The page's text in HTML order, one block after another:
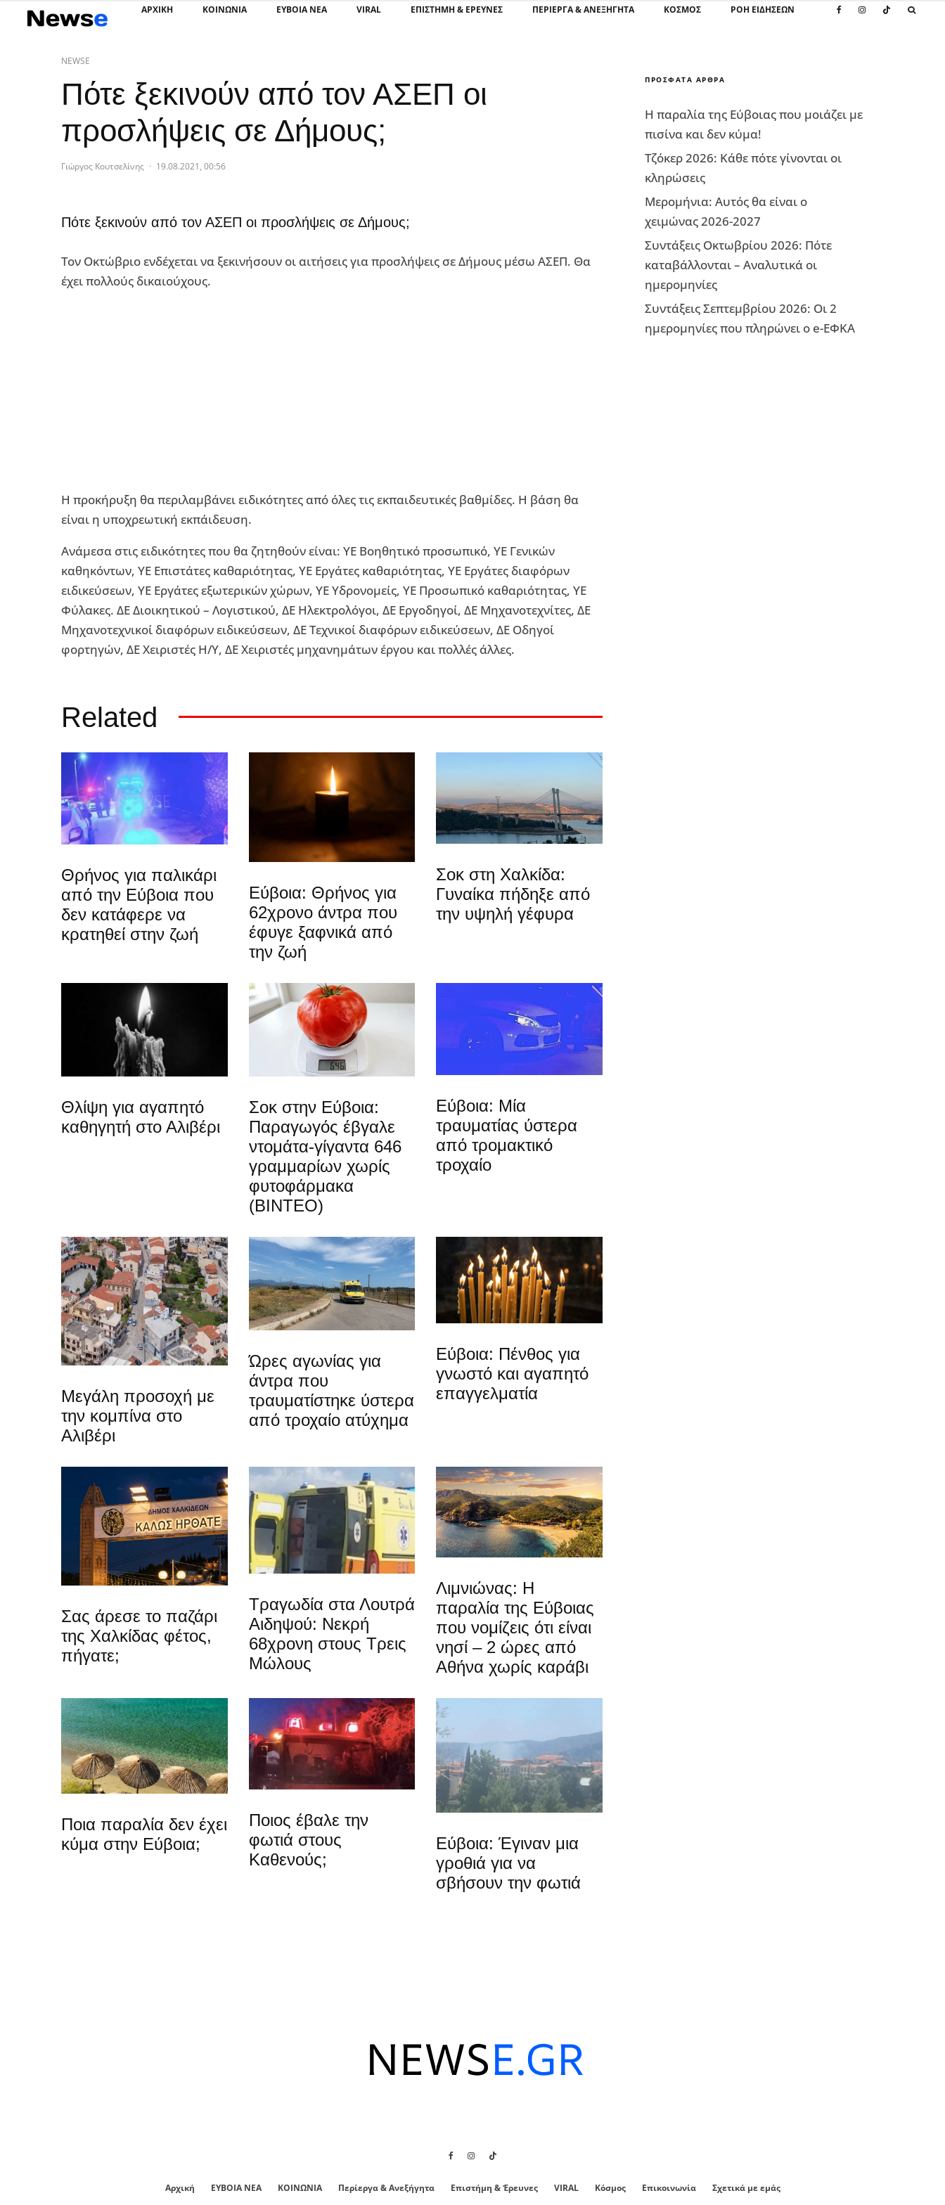
ΑΡΧΙΚΗ ΚΟΙΝΩΝΙΑ ΕΥΒΟΙΑ ΝΕΑ VIRAL ΕΠΙΣΤΉΜΗ & ΈΡΕΥΝΕΣ ΠΕΡΊΕΡΓΑ & ΑΝΕΞΉΓΗΤΑ ΚΌΣΜΟΣ ΡΟΗ ΕΙΔΗΣΕΩΝ
NEWSE
Πότε ξεκινούν από τον ΑΣΕΠ οι
προσλήψεις σε Δήμους;
Γιώργος Κουτσελίνης · 19.08.2021, 00:56
Πότε ξεκινούν από τον ΑΣΕΠ οι προσλήψεις σε Δήμους;
Τον Οκτώβριο ενδέχεται να ξεκινήσουν οι αιτήσεις για προσλήψεις σε Δήμους μέσω ΑΣΕΠ. Θα
έχει πολλούς δικαιούχους.
Η προκήρυξη θα περιλαμβάνει ειδικότητες από όλες τις εκπαιδευτικές βαθμίδες. Η βάση θα
είναι η υποχρεωτική εκπάιδευση.
Ανάμεσα στις ειδικότητες που θα ζητηθούν είναι: ΥΕ Βοηθητικό προσωπικό, ΥΕ Γενικών
καθηκόντων, ΥΕ Επιστάτες καθαριότητας, ΥΕ Εργάτες καθαριότητας, ΥΕ Εργάτες διαφόρων
ειδικεύσεων, ΥΕ Εργάτες εξωτερικών χώρων, ΥΕ Υδρονομείς, ΥΕ Προσωπικό καθαριότητας, ΥΕ
Φύλακες. ΔΕ Διοικητικού – Λογιστικού, ΔΕ Ηλεκτρολόγοι, ΔΕ Εργοδηγοί, ΔΕ Μηχανοτεχνίτες, ΔΕ
Μηχανοτεχνικοί διαφόρων ειδικεύσεων, ΔΕ Τεχνικοί διαφόρων ειδικεύσεων, ΔΕ Οδηγοί
φορτηγών, ΔΕ Χειριστές Η/Υ, ΔΕ Χειριστές μηχανημάτων έργου και πολλές άλλες.
Related
Θρήνος για παλικάρι
από την Εύβοια που
δεν κατάφερε να
κρατηθεί στην ζωή
Εύβοια: Θρήνος για
62χρονο άντρα που
έφυγε ξαφνικά από
την ζωή
Σοκ στη Χαλκίδα:
Γυναίκα πήδηξε από
την υψηλή γέφυρα
Θλίψη για αγαπητό
καθηγητή στο Αλιβέρι
Σοκ στην Εύβοια:
Παραγωγός έβγαλε
ντομάτα-γίγαντα 646
γραμμαρίων χωρίς
φυτοφάρμακα
(ΒΙΝΤΕΟ)
Εύβοια: Μία
τραυματίας ύστερα
από τρομακτικό
τροχαίο
Μεγάλη προσοχή με
την κομπίνα στο
Αλιβέρι
Ώρες αγωνίας για
άντρα που
τραυματίστηκε ύστερα
από τροχαίο ατύχημα
Εύβοια: Πένθος για
γνωστό και αγαπητό
επαγγελματία
Σας άρεσε το παζάρι
της Χαλκίδας φέτος,
πήγατε;
Τραγωδία στα Λουτρά
Αιδηψού: Νεκρή
68χρονη στους Τρεις
Μώλους
Λιμνιώνας: Η
παραλία της Εύβοιας
που νομίζεις ότι είναι
νησί – 2 ώρες από
Αθήνα χωρίς καράβι
Ποια παραλία δεν έχει
κύμα στην Εύβοια;
Ποιος έβαλε την
φωτιά στους
Καθενούς;
Εύβοια: Έγιναν μια
γροθιά για να
σβήσουν την φωτιά
ΠΡΌΣΦΑΤΑ ΆΡΘΡΑ
Η παραλία της Εύβοιας που μοιάζει με
πισίνα και δεν κύμα!
Τζόκερ 2026: Κάθε πότε γίνονται οι
κληρώσεις
Μερομήνια: Αυτός θα είναι ο
χειμώνας 2026-2027
Συντάξεις Οκτωβρίου 2026: Πότε
καταβάλλονται – Αναλυτικά οι
ημερομηνίες
Συντάξεις Σεπτεμβρίου 2026: Οι 2
ημερομηνίες που πληρώνει ο e-ΕΦΚΑ
Αρχική ΕΥΒΟΙΑ ΝΕΑ ΚΟΙΝΩΝΙΑ Περίεργα & Ανεξήγητα Επιστήμη & Έρευνες VIRAL Κόσμος Επικοινωνία Σχετικά με εμάς